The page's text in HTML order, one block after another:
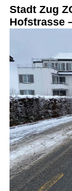
Stadt Zug
Hofstrasse